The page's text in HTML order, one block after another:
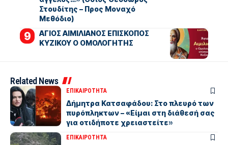
Στουδίτης – Προς Μοναχό
Μεθόδιο)
ΑΓΙΟΣ ΑΙΜΙΛΙΑΝΟΣ ΕΠΙΣΚΟΠΟΣ
ΚΥΖΙΚΟΥ Ο ΟΜΟΛΟΓΗΤΗΣ
Related News
ΕΠΙΚΑΙΡΟΤΗΤΑ
Δήμητρα Κατσαφάδου: Στο πλευρό των
πυρόπληκτων – «Είμαι στη διάθεσή σας
για οτιδήποτε χρειαστείτε»
ΕΠΙΚΑΙΡΟΤΗΤΑ